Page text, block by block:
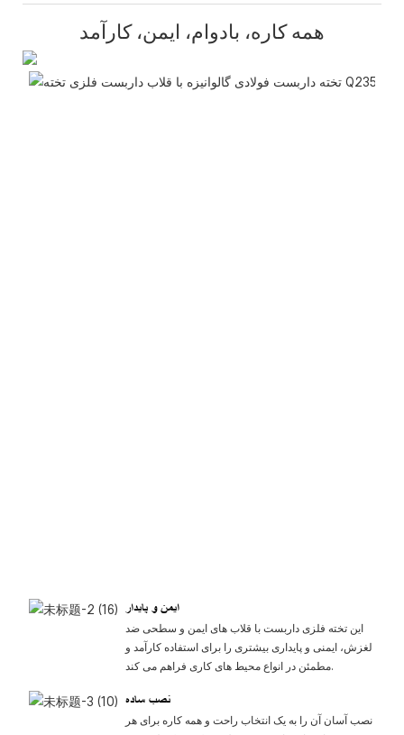
همه کاره، بادوام، ایمن، کارآمد
ایمن و پایدار
این تخته فلزی داربست با قلاب های ایمن و سطحی ضد
لغزش، ایمنی و پایداری بیشتری را برای استفاده کارآمد و
مطمئن در انواع محیط های کاری فراهم می کند.
نصب ساده
نصب آسان آن را به یک انتخاب راحت و همه کاره برای هر